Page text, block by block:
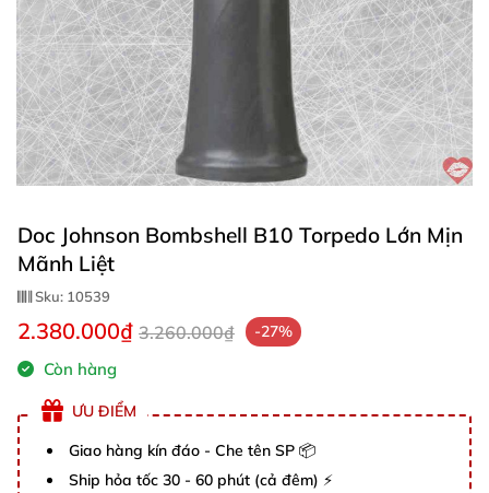
Doc Johnson Bombshell B10 Torpedo Lớn Mịn
Mãnh Liệt
Sku: 10539
2.380.000₫ 3.260.000₫ -27%
Còn hàng
ƯU ĐIỂM
Giao hàng kín đáo - Che tên SP 📦
Ship hỏa tốc 30 - 60 phút (cả đêm) ⚡